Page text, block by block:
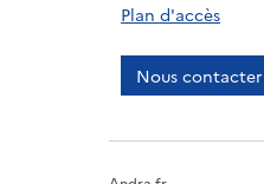
Plan d'accès
Nous contacter